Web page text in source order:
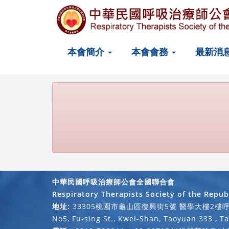
本會簡介 本會會務 最新消
中華民國呼吸治療師公會全國聯合會
Respiratory Therapists Society of the
地址:33305桃園市龜山區復興街5號 醫學大樓2樓
No5, Fu-sing St., Kwei-Shan, Taoyuan 333 ,